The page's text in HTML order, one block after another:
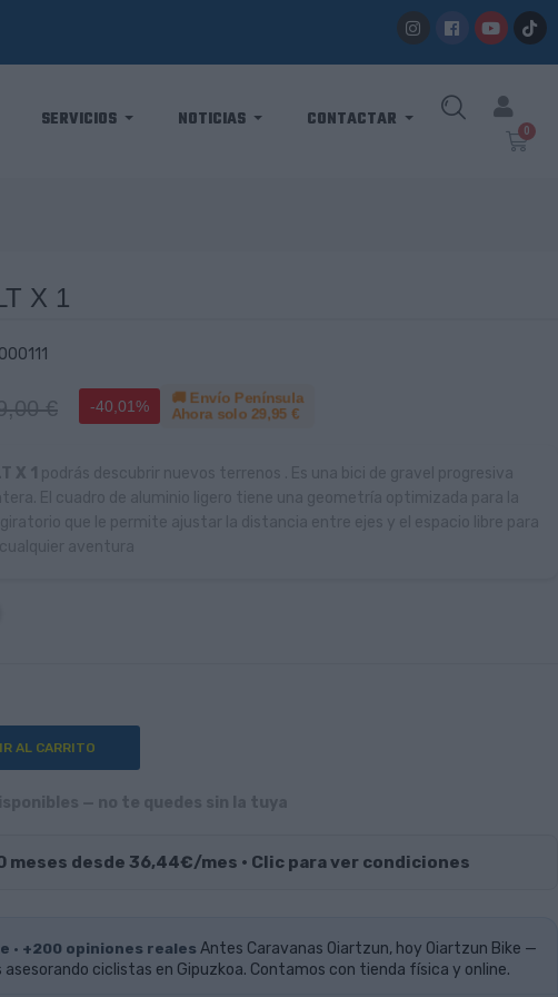
SERVICIOS NOTICIAS CONTACTAR
X 1
€ -40,01%
🚚 Envío Península
Ahora solo29,95 €
AL CARRITO
meses desde 36,44€/mes · Clic para ver condiciones
· +200 opiniones reales Antes Caravanas Oiartzun, hoy Oiartzun Bike —
asesorando ciclistas en Gipuzkoa. Contamos con tienda física y online.